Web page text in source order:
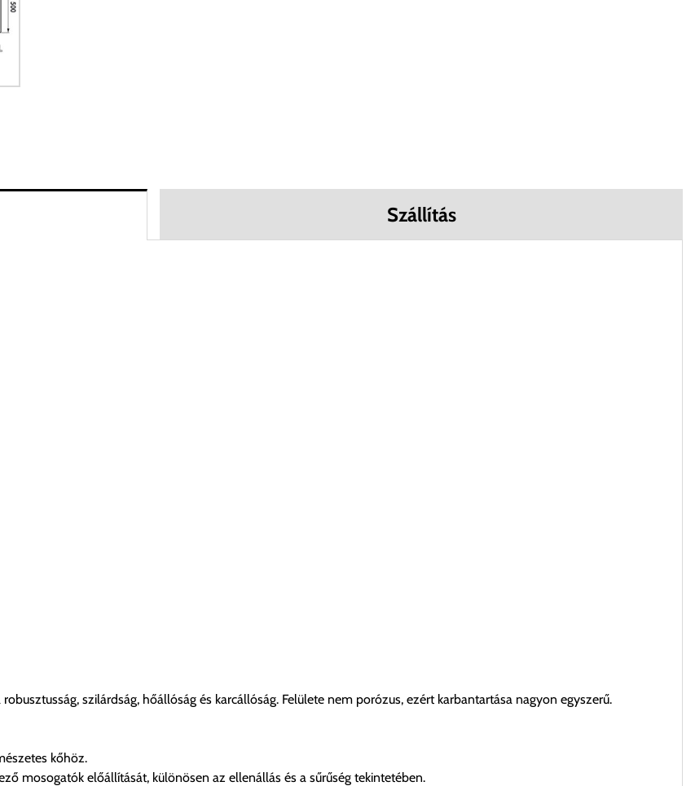
Szállítás
szilárdság, hőállóság és karcállóság. Felülete nem porózus, ezért karbantartása nagyon egyszerű.
kőhöz.
mosogatók előállítását, különösen az ellenállás és a sűrűség tekintetében.